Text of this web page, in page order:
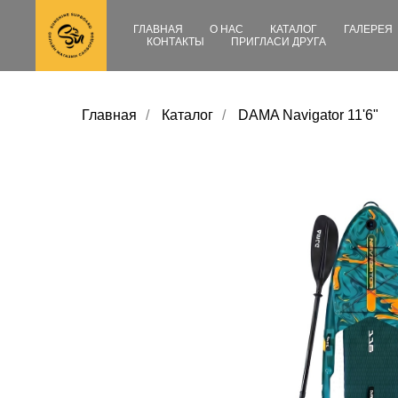
ГЛАВНАЯ О НАС КАТАЛОГ
ГАЛЕРЕЯ
КОНТАКТЫ
ПРИГЛАСИ ДРУГА
Главная / Каталог / DAMA Navigator 11'6"